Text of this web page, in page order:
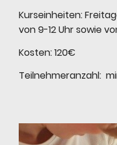
Kurseinheiten:
von 9-12 Uhr sowie
Kosten: 120€
Teilnehmeranzahl: